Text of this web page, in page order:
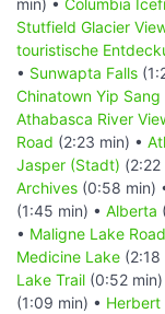
Stutfield Glacier
touristische
• Sunwapta Falls
Chinatown Yip Sang
Athabasca River
Road (2:23 min) •
Jasper (Stadt) (2:22
Archives (0:58 min)
(1:45 min) • Alberta
• Maligne Lake Road
Medicine Lake (2:18
Lake Trail (0:52 min)
(1:09 min) • Herbert